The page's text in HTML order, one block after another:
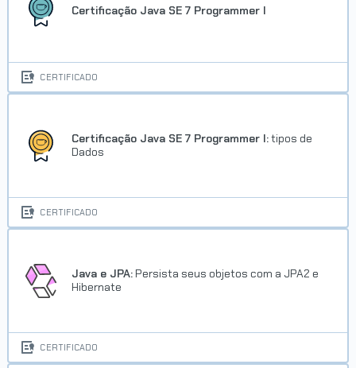
Certificação Java SE 7 Programmer I
CERTIFICADO
Certificação Java SE 7 Programmer I:tipos de
Dados
CERTIFICADO
Java e JPA: Persista seus objetos com a JPA2 e
Hibernate
CERTIFICADO